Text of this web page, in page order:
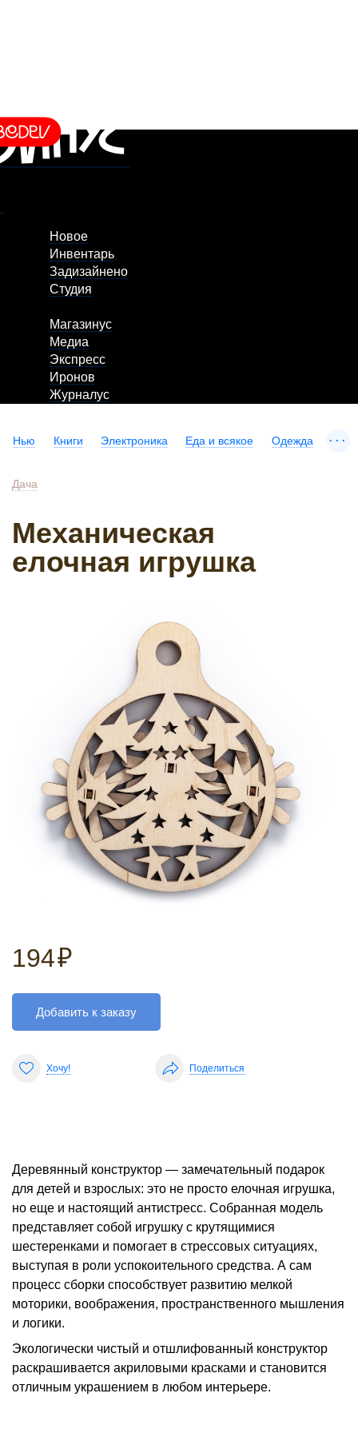
Новое
Инвентарь
Задизайнено
Студия
Магазинус
Медиа
Экспресс
Иронов
Журналус
Нью Книги Электроника Еда и всякое Одежда ...
Дача
Механическая
елочная игрушка
194₽
Добавить к заказу
Хочу! Поделиться
Деревянный конструктор — замечательный подарок
для детей и взрослых: это не просто елочная игрушка,
но еще и настоящий антистресс. Собранная модель
представляет собой игрушку с крутящимися
шестеренками и помогает в стрессовых ситуациях,
выступая в роли успокоительного средства. А сам
процесс сборки способствует развитию мелкой
моторики, воображения, пространственного мышления
и логики.
Экологически чистый и отшлифованный конструктор
раскрашивается акриловыми красками и становится
отличным украшением в любом интерьере.